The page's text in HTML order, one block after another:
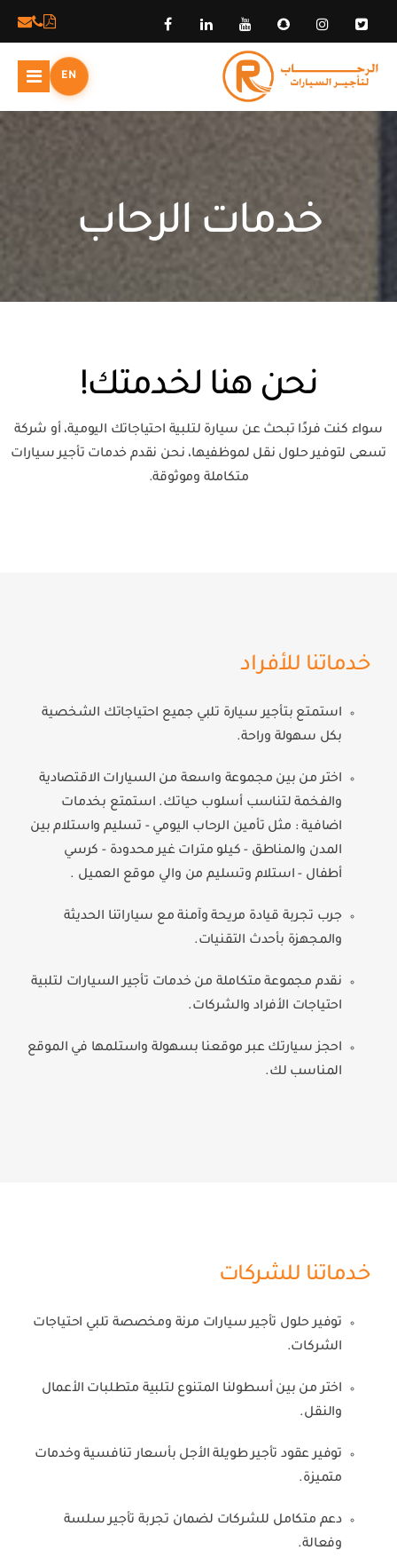
EN
خدمات الرحاب
نحن هنا لخدمتك!
سواء كنت فردًا تبحث عن سيارة لتلبية احتياجاتك اليومية، أو شركة
تسعى لتوفير حلول نقل لموظفيها، نحن نقدم خدمات تأجير سيارات
متكاملة وموثوقة.
خدماتنا للأفراد
استمتع بتأجير سيارة تلبي جميع احتياجاتك الشخصية
بكل سهولة وراحة.
اختر من بين مجموعة واسعة من السيارات الاقتصادية
والفخمة لتناسب أسلوب حياتك. استمتع بخدمات
اضافية : مثل تأمين الرحاب اليومي - تسليم واستلام بين
المدن والمناطق - كيلو مترات غير محدودة - كرسي
أطفال - استلام وتسليم من والي موقع العميل .
جرب تجربة قيادة مريحة وآمنة مع سياراتنا الحديثة
والمجهزة بأحدث التقنيات.
نقدم مجموعة متكاملة من خدمات تأجير السيارات لتلبية
احتياجات الأفراد والشركات.
احجز سيارتك عبر موقعنا بسهولة واستلمها في الموقع
المناسب لك.
خدماتنا للشركات
توفير حلول تأجير سيارات مرنة ومخصصة تلبي احتياجات
الشركات.
اختر من بين أسطولنا المتنوع لتلبية متطلبات الأعمال
والنقل.
توفير عقود تأجير طويلة الأجل بأسعار تنافسية وخدمات
متميزة.
دعم متكامل للشركات لضمان تجربة تأجير سلسة
وفعالة.